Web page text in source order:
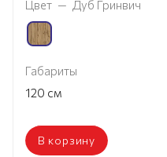
Цвет — Дуб Гринвич
Габариты
120 см
В корзину